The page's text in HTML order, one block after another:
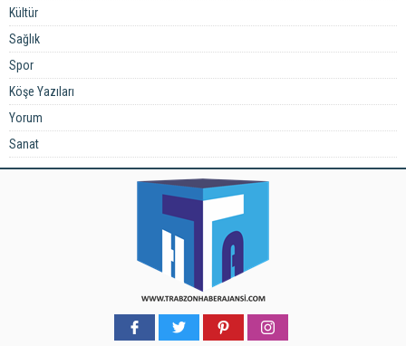
Kültür
Sağlık
Spor
Köşe Yazıları
Yorum
Sanat